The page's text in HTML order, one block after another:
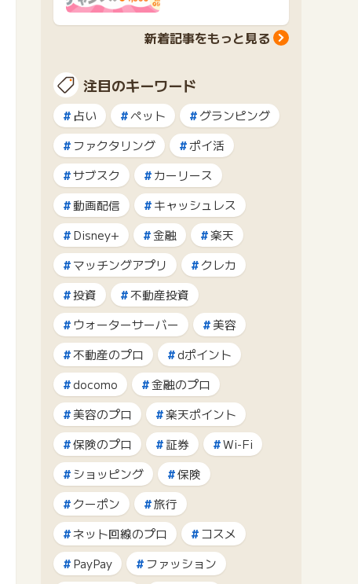
新着記事をもっと見る
注目のキーワード
占い ペット
グランピング
ファクタリング
ポイ活
サブスク
カーリース
動画配信
キャッシュレス
Disney+
金融
楽天
マッチングアプリ
クレカ
投資
不動産投資
ウォーターサーバー
美容
不動産のプロ
dポイント
docomo
金融のプロ
美容のプロ
楽天ポイント
保険のプロ
証券
Wi-Fi
ショッピング
保険
クーポン
旅行
ネット回線のプロ
コスメ
PayPay
ファッション